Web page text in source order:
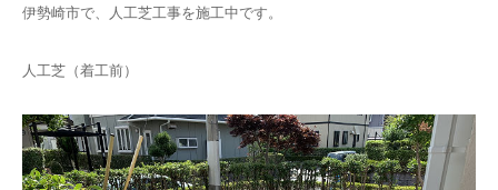
伊勢崎市で、人工芝工事を施工中です。
人工芝（着工前）
BLOG